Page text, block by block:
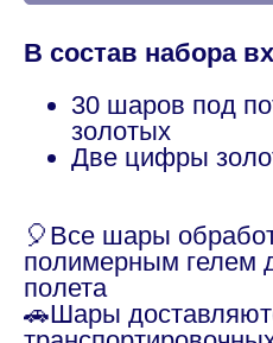
В состав набора
30 шаров под
золотых
Две цифры
🎈Все шары
полимерным гелем
полета
🚗Шары